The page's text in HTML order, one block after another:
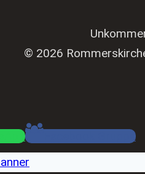
© 2026
Facebook Gruppe